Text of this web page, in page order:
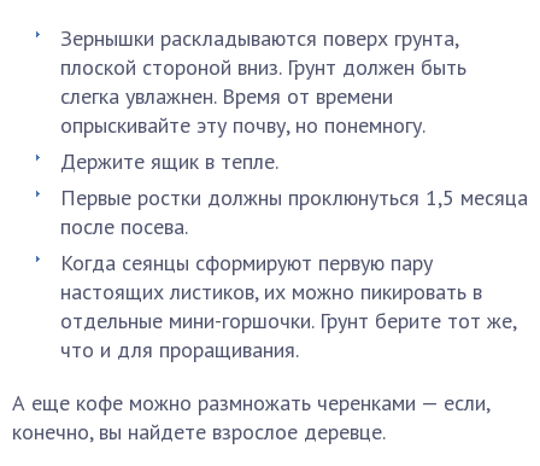
Зернышки раскладываются поверх грунта,
плоской стороной вниз. Грунт должен быть
слегка увлажнен. Время от времени
опрыскивайте эту почву, но понемногу.
Держите ящик в тепле.
Первые ростки должны проклюнуться 1,5 месяца
после посева.
Когда сеянцы сформируют первую пару
настоящих листиков, их можно пикировать в
отдельные мини-горшочки. Грунт берите тот же,
что и для проращивания.
А еще кофе можно размножать черенками — если,
конечно, вы найдете взрослое деревце.